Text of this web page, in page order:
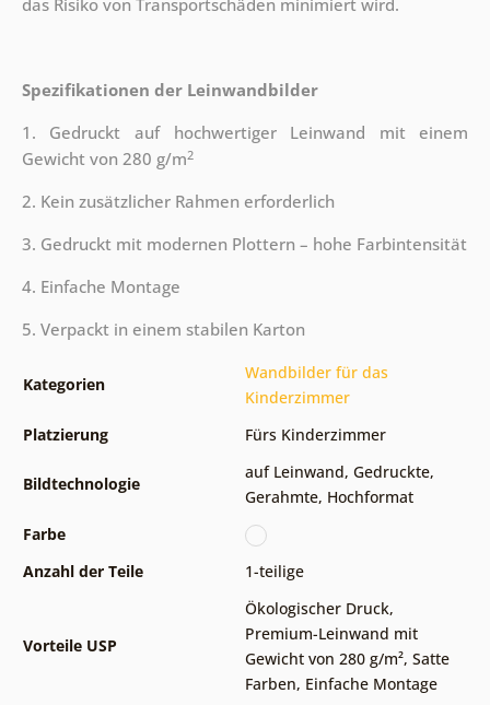
das Risiko von Transportschäden minimiert wird.
Spezifikationen der Leinwandbilder
1. Gedruckt auf hochwertiger Leinwand mit einem
Gewicht von 280 g/m2
2. Kein zusätzlicher Rahmen erforderlich
3. Gedruckt mit modernen Plottern – hohe Farbintensität
4. Einfache Montage
5. Verpackt in einem stabilen Karton
Kategorien
Wandbilder für das
Kinderzimmer
Platzierung
Fürs Kinderzimmer
Bildtechnologie
auf Leinwand, Gedruckte,
Gerahmte, Hochformat
Farbe
Anzahl der Teile
1-teilige
Vorteile USP
Ökologischer Druck,
Premium-Leinwand mit
Gewicht von 280 g/m², Satte
Farben, Einfache Montage